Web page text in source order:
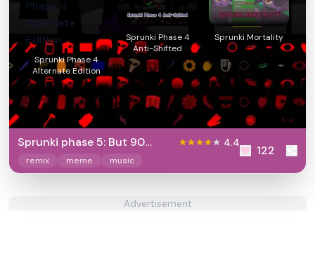
Sprunki Phase 4
Alternate Edition
Sprunki Phase 4
Anti-Shifted
Sprunki Mortality
Sprunki phase 5: But 90
Polos
4.4
remix meme music
122
Advertisement